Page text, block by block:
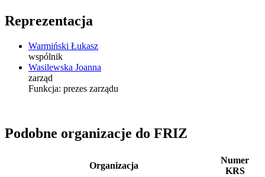
Reprezentacja
Warmiński Łukasz
wspólnik
Wasilewska Joanna
zarząd
Funkcja: prezes zarządu
Podobne organizacje do FRIZ
Organizacja
Numer
KRS